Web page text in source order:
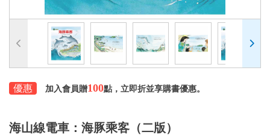
優惠 加入會員贈100點，立即折並享購書優惠。
海山線電車：海豚乘客（二版）